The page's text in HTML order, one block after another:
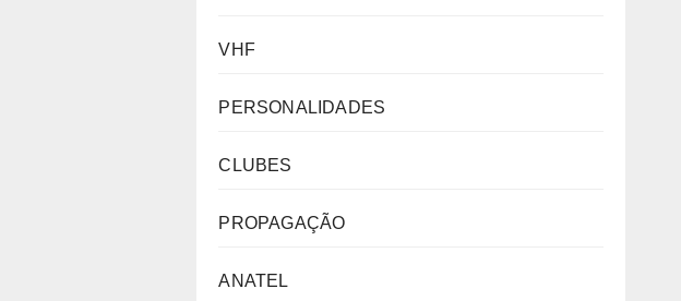
VHF
PERSONALIDADES
CLUBES
PROPAGAÇÃO
ANATEL